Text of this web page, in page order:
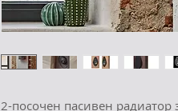
2-посочен пасивен радиатор